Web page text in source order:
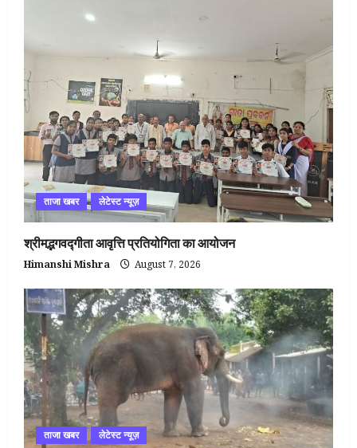
ताजा खबर लेटेस्ट न्यूज़
श्रीमद्भगवद्गीता आवृत्ति प्रतियोगिता का आयोजन
Himanshi Mishra August 7, 2026
ताजा खबर लेटेस्ट न्यूज़